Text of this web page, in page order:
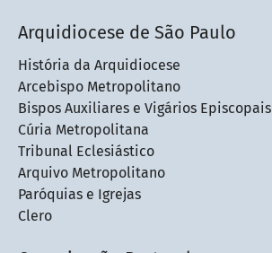
Arquidiocese de São Paulo
História da Arquidiocese
Arcebispo Metropolitano
Bispos Auxiliares e Vigários Episcopais
Cúria Metropolitana
Tribunal Eclesiástico
Arquivo Metropolitano
Paróquias e Igrejas
Clero